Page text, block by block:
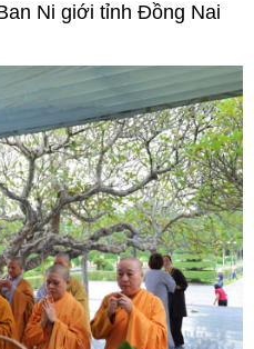
Ni giới tỉnh Đồng Nai